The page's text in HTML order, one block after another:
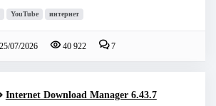
YouTube интернет
25/07/2026 40 922 7
Internet Download Manager 6.43.7